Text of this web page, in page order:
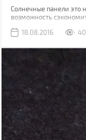
Солнечные панели это
возможность
более простое и не
18.08.2016